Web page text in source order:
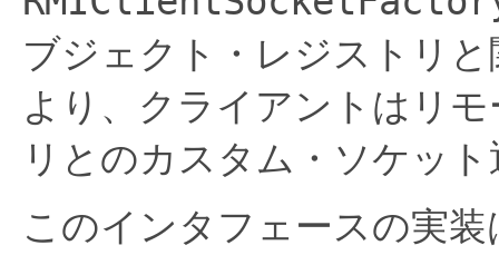
ブジェクト・レジストリ
より、クライアントはリ
リとのカスタム・ソケッ
このインタフェースの実